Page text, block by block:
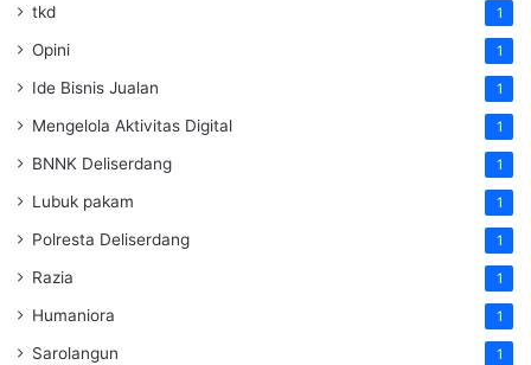
tkd 1
Opini 1
Ide Bisnis Jualan 1
Mengelola Aktivitas Digital 1
BNNK Deliserdang 1
Lubuk pakam 1
Polresta Deliserdang 1
Razia 1
Humaniora 1
Sarolangun 1